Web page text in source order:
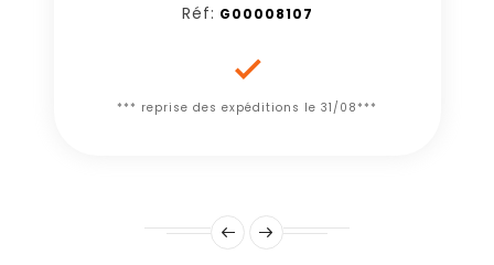
Réf: G00008107

*** reprise des expéditions le 31/08***